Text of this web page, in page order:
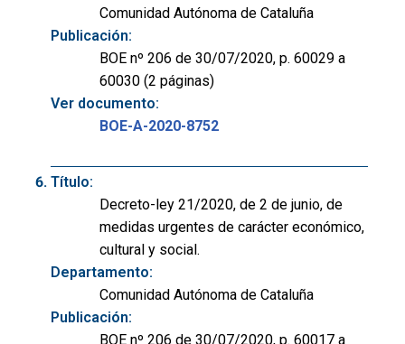
Comunidad Autónoma de Cataluña
Publicación:
BOE nº 206 de 30/07/2020, p. 60029 a
60030 (2 páginas)
Ver documento:
BOE-A-2020-8752
Título:
Decreto-ley 21/2020, de 2 de junio, de
medidas urgentes de carácter económico,
cultural y social.
Departamento:
Comunidad Autónoma de Cataluña
Publicación:
BOE nº 206 de 30/07/2020, p. 60017 a